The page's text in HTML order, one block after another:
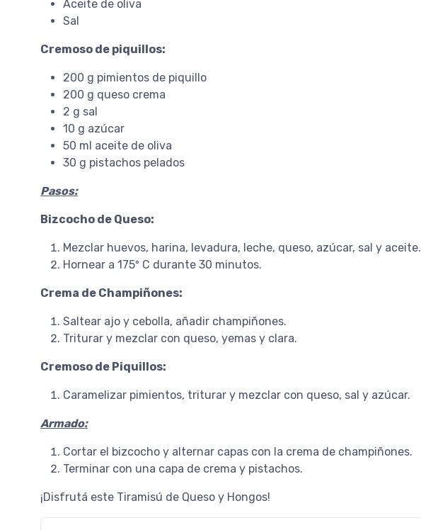
Aceite de oliva
Sal
Cremoso de piquillos:
200 g pimientos de piquillo
200 g queso crema
2 g sal
10 g azúcar
50 ml aceite de oliva
30 g pistachos pelados
Pasos:
Bizcocho de Queso:
Mezclar huevos, harina, levadura, leche, queso, azúcar, sal y aceite.
Hornear a 175º C durante 30 minutos.
Crema de Champiñones:
Saltear ajo y cebolla, añadir champiñones.
Triturar y mezclar con queso, yemas y clara.
Cremoso de Piquillos:
Caramelizar pimientos, triturar y mezclar con queso, sal y azúcar.
Armado:
Cortar el bizcocho y alternar capas con la crema de champiñones.
Terminar con una capa de crema y pistachos.
¡Disfrutá este Tiramisú de Queso y Hongos!